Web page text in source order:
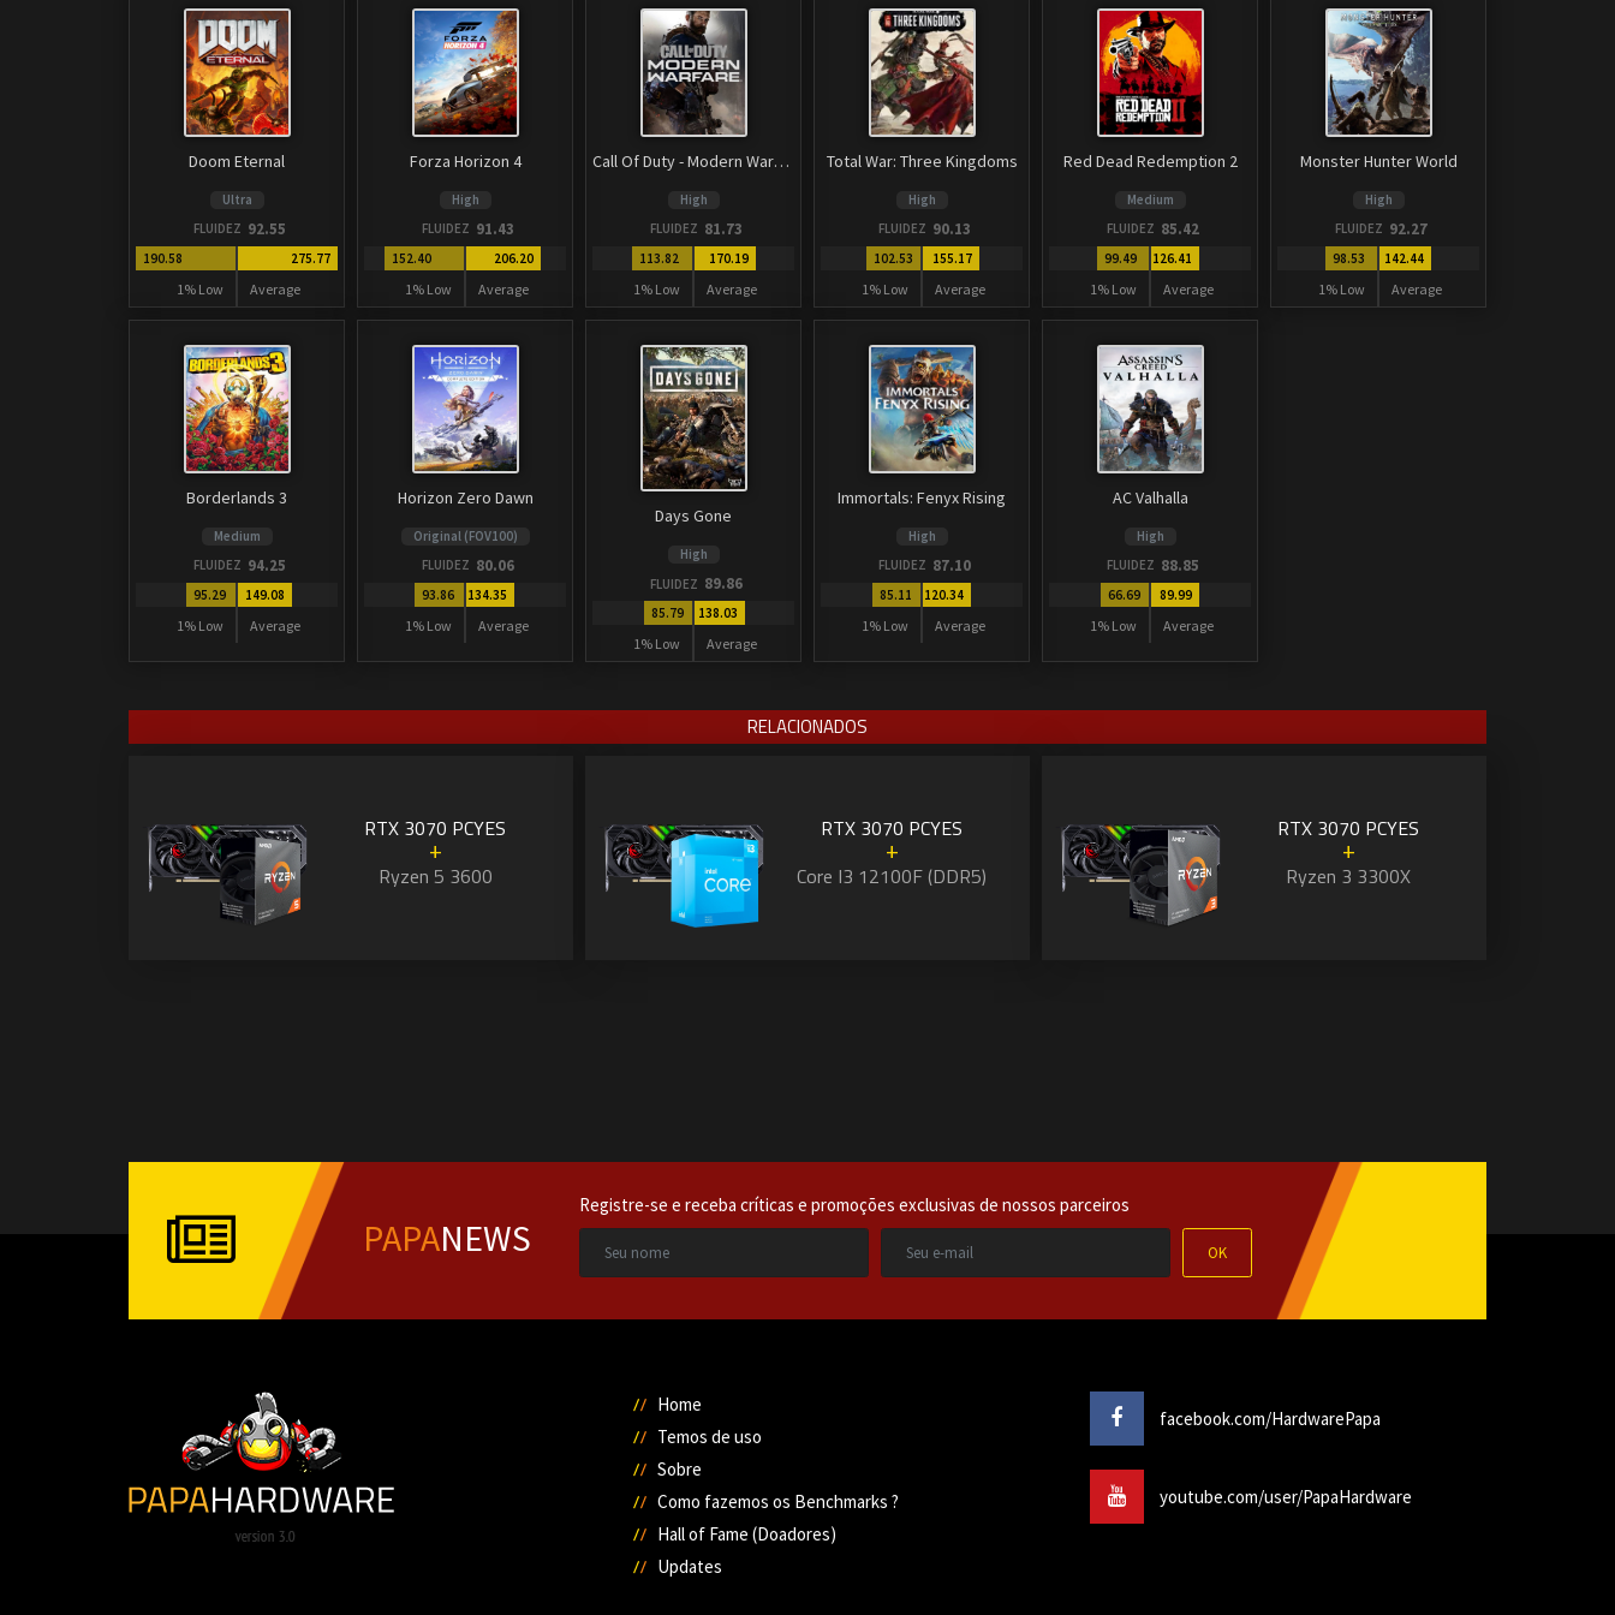
Doom Eternal
Ultra
FLUIDEZ 92.55
190.58
1% Low
275.77
Average
Forza Horizon 4
High
FLUIDEZ 91.43
152.40
1% Low
206.20
Average
Call Of Duty - Modern Warfare
High
FLUIDEZ 81.73
113.82
1% Low
170.19
Average
Total War: Three Kingdoms
High
FLUIDEZ 90.13
102.53
1% Low
155.17
Average
Red Dead Redemption 2
Medium
FLUIDEZ 85.42
99.49
1% Low
126.41
Average
Monster Hunter World
High
FLUIDEZ 92.27
98.53
1% Low
142.44
Average
Borderlands 3
Medium
FLUIDEZ 94.25
95.29
1% Low
149.08
Average
Horizon Zero Dawn
Original (FOV100)
FLUIDEZ 80.06
93.86
1% Low
134.35
Average
Days Gone
High
FLUIDEZ 89.86
85.79
1% Low
138.03
Average
Immortals: Fenyx Rising
High
FLUIDEZ 87.10
85.11
1% Low
120.34
Average
AC Valhalla
High
FLUIDEZ 88.85
66.69
1% Low
89.99
Average
RELACIONADOS
RTX 3070 PCYES
+
Ryzen 5 3600
RTX 3070 PCYES
+
Core I3 12100F (DDR5)
RTX 3070 PCYES
+
Ryzen 3 3300X
PAPANEWS
Registre-se e receba críticas e promoções exclusivas de nossos parceiros
OK
Home
Temos de uso
Sobre
Como fazemos os Benchmarks ?
Hall of Fame (Doadores)
Updates
facebook.com/HardwarePapa
youtube.com/user/PapaHardware